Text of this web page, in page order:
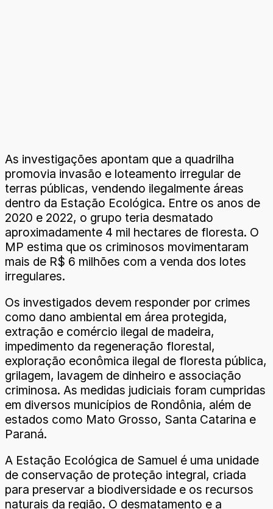
As investigações apontam que a quadrilha
promovia invasão e loteamento irregular de
terras públicas, vendendo ilegalmente áreas
dentro da Estação Ecológica. Entre os anos de
2020 e 2022, o grupo teria desmatado
aproximadamente 4 mil hectares de floresta. O
MP estima que os criminosos movimentaram
mais de R$ 6 milhões com a venda dos lotes
irregulares.
Os investigados devem responder por crimes
como dano ambiental em área protegida,
extração e comércio ilegal de madeira,
impedimento da regeneração florestal,
exploração econômica ilegal de floresta pública,
grilagem, lavagem de dinheiro e associação
criminosa. As medidas judiciais foram cumpridas
em diversos municípios de Rondônia, além de
estados como Mato Grosso, Santa Catarina e
Paraná.
A Estação Ecológica de Samuel é uma unidade
de conservação de proteção integral, criada
para preservar a biodiversidade e os recursos
naturais da região. O desmatamento e a